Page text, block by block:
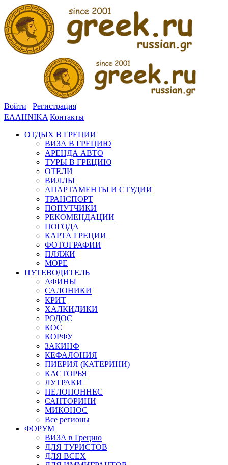
Войти
Регистрация
ΕΛΛΗΝΙΚΑ Контакты
ОТДЫХ В ГРЕЦИИ
ВИЗА В ГРЕЦИЮ
АРЕНДА АВТО
ТУРЫ В ГРЕЦИЮ
ОТЕЛИ
ВИЛЛЫ
АПАРТАМЕНТЫ И СТУДИИ
ТРАНСПОРТ
ПОПУТЧИКИ
РЕКОМЕНДАЦИИ
ПОГОДА
КАРТА ГРЕЦИИ
ФОТОГРАФИИ
ПЛЯЖИ
МОРЕ
ПУТЕВОДИТЕЛЬ
АФИНЫ
САЛОНИКИ
КРИТ
ХАЛКИДИКИ
РОДОС
КОС
КОРФУ
ЗАКИНФ
КЕФАЛОНИЯ
ПИЕРИЯ (КАТЕРИНИ)
КАСТОРЬЯ
ЛУТРАКИ
ПЕЛОПОННЕС
САНТОРИНИ
МИКОНОС
Все регионы
ФОРУМ
ВИЗА в Грецию
ДЛЯ ТУРИСТОВ
ДЛЯ ВСЕХ